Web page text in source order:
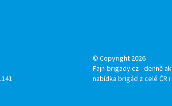
© Copyright 2026
Fajn-brigady.cz - denně
nabídka brigád z celé ČR